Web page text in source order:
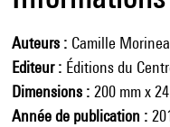
Auteurs
Camille
Editeur
Éditions du
Dimensions
200 mm x
Année de publication